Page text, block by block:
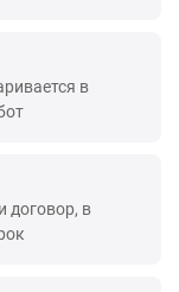
в
договор, в